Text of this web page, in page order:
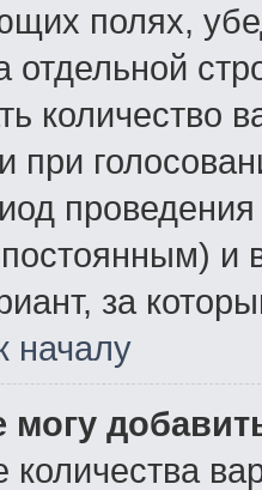
полях,
отдельной
количество
при
и
за
началу
могу